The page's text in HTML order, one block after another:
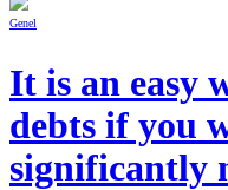
Genel
It is an easy
debts if you
significantly